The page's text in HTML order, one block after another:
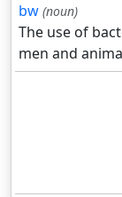
bw (noun)
The use of
men and